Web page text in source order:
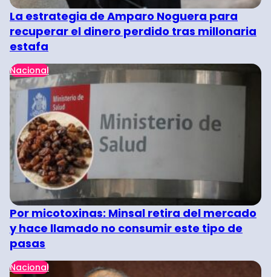
La estrategia de Amparo Noguera para
recuperar el dinero perdido tras millonaria
estafa
Nacional
Por micotoxinas: Minsal retira del mercado
y hace llamado no consumir este tipo de
pasas
Nacional